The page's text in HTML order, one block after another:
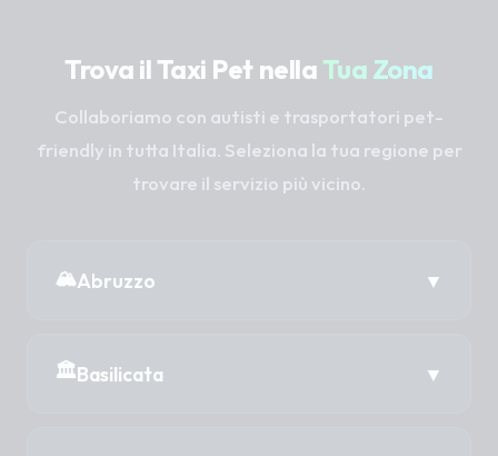
Trova il Taxi Pet nella Tua Zona
Collaboriamo con autisti e trasportatori pet-
friendly in tutta Italia. Seleziona la tua regione per
trovare il servizio più vicino.
🏔️Abruzzo ▼
📍 Taxi Pet in Abruzzo →
🏛️Basilicata ▼